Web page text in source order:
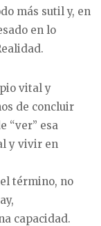
más sutil y, en
en lo
vital y
de concluir
“ver” esa
y vivir en
término, no
capacidad.